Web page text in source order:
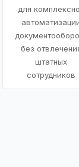
для
без
штатных
сотрудников